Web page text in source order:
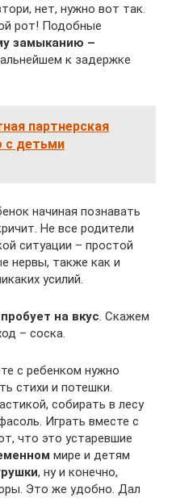
нет, нужно вот так.
рот! Подобные
замыканию –
к задержке
партнерская
с детьми
начиная познавать
Не все родители
ситуации – простой
нервы, также как и
усилий.
пробует на вкус. Скажем
– соска.
с ребенком нужно
стихи и потешки.
собирать в лесу
Играть вместе с
что это устаревшие
мире и детям
, ну и конечно,
Это же удобно. Дал